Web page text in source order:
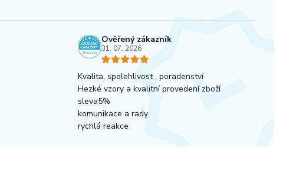
Ověřený zákazník
31. 07. 2026
Kvalita, spolehlivost , poradenství
Hezké vzory a kvalitní provedení zboží
sleva5%
komunikace a rady
rychlá reakce